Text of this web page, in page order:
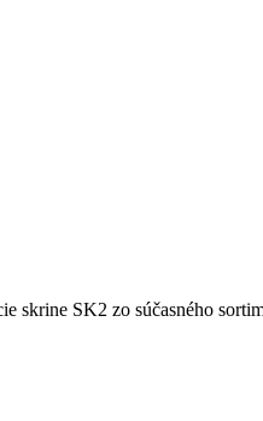
skrine SK2 zo súčasného